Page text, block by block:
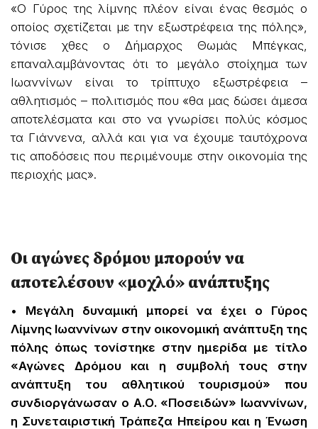
«Ο Γύρος της λίμνης πλέον είναι ένας θεσμός ο
οποίος σχετίζεται με την εξωστρέφεια της πόλης»,
τόνισε χθες ο Δήμαρχος Θωμάς Μπέγκας,
επαναλαμβάνοντας ότι το μεγάλο στοίχημα των
Ιωαννίνων είναι το τρίπτυχο εξωστρέφεια –
αθλητισμός – πολιτισμός που «θα μας δώσει άμεσα
αποτελέσματα και στο να γνωρίσει πολύς κόσμος
τα Γιάννενα, αλλά και για να έχουμε ταυτόχρονα
τις αποδόσεις που περιμένουμε στην οικονομία της
περιοχής μας».
Οι αγώνες δρόμου μπορούν να
αποτελέσουν «μοχλό» ανάπτυξης
• Μεγάλη δυναμική μπορεί να έχει ο Γύρος
Λίμνης Ιωαννίνων στην οικονομική ανάπτυξη της
πόλης όπως τονίστηκε στην ημερίδα με τίτλο
«Αγώνες Δρόμου και η συμβολή τους στην
ανάπτυξη του αθλητικού τουρισμού» που
συνδιοργάνωσαν ο Α.Ο. «Ποσειδών» Ιωαννίνων,
η Συνεταιριστική Τράπεζα Ηπείρου και η Ένωση